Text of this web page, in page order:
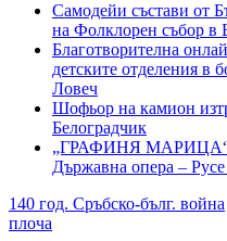
Самодейи състави от
на Фолклорен събор в
Благотворителна
детските отделения в
Ловеч
Шофьор на камион
Белоградчик
„ГРАФИНЯ МАРИЦА“
Държавна опера –
140 год. Сръбско-бълг. война
плоча